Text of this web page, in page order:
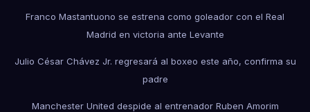
Franco Mastantuono se estrena como goleador con el Real
Madrid en victoria ante Levante
Julio César Chávez Jr. regresará al boxeo este año, confirma su
padre
Manchester United despide al entrenador Ruben Amorim